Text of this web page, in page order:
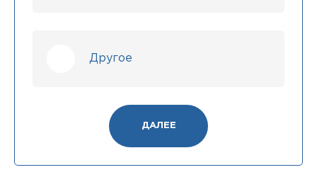
Другое
ДАЛЕЕ